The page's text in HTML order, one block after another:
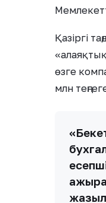
Қазіргі
өзге
млн